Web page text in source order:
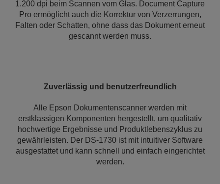
1.200 dpi beim Scannen vom Glas. Document Capture
Pro ermöglicht auch die Korrektur von Verzerrungen,
Falten oder Schatten, ohne dass das Dokument erneut
gescannt werden muss.
Zuverlässig und benutzerfreundlich
Alle Epson Dokumentenscanner werden mit
erstklassigen Komponenten hergestellt, um qualitativ
hochwertige Ergebnisse und Produktlebenszyklus zu
gewährleisten. Der DS-1730 ist mit intuitiver Software
ausgestattet und kann schnell und einfach eingerichtet
werden.